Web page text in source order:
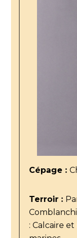
Cépage :
Terroir :
: Calcaire